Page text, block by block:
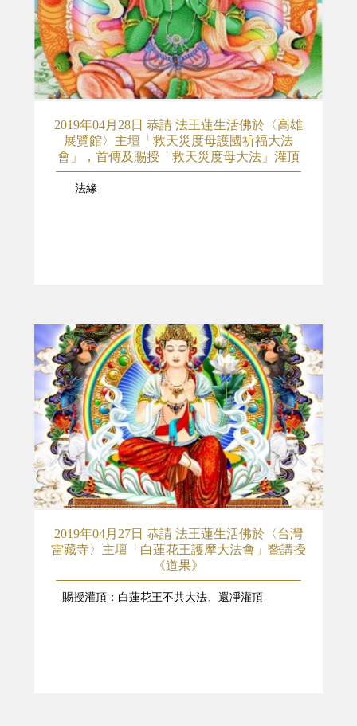
2019年04月28日 恭請 法王蓮生活佛於〈高雄
展覽館〉主壇「救天災度母護國祈福大法
會」，首傳及賜授「救天災度母大法」灌頂
法緣
2019年04月27日 恭請 法王蓮生活佛於〈台灣
雷藏寺〉主壇「白蓮花王護摩大法會」暨講授
《道果》
賜授灌頂：白蓮花王不共大法、還凈灌頂